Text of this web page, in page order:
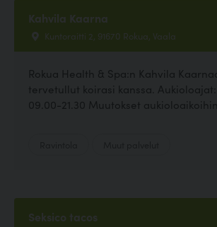
Kahvila Kaarna
Kuntoraitti 2, 91670 Rokua, Vaala
Rokua Health & Spa:n Kahvila
tervetullut koirasi kanssa. Aukioloajat:
09.00-21.30 Muutokset
Seksico tacos